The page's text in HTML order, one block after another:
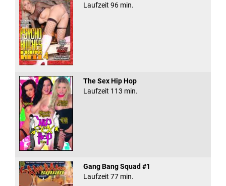
Laufzeit 96 min.
The Sex Hip Hop
Laufzeit 113 min.
Gang Bang Squad #1
Laufzeit 77 min.